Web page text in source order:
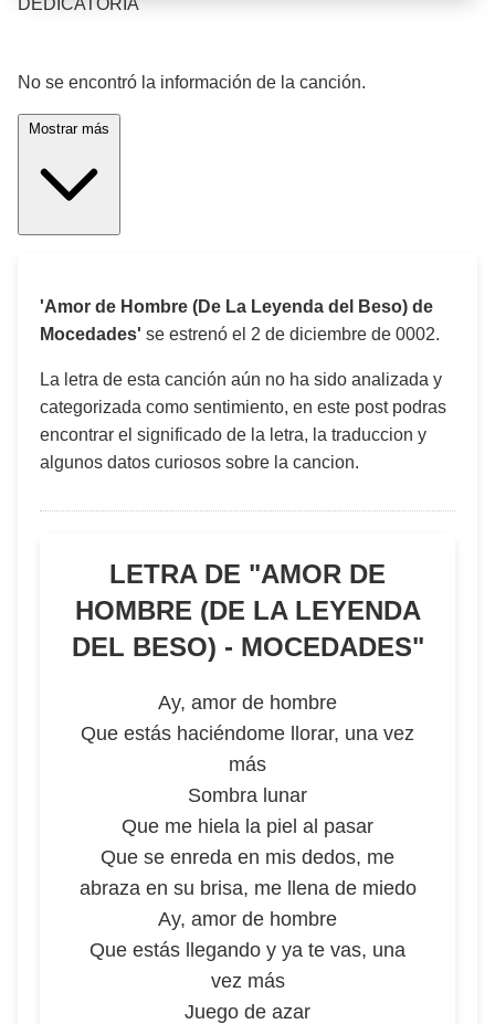
DEDICATORIA
No se encontró la información de la canción.
'Amor de Hombre (De La Leyenda del Beso) de
Mocedades' se estrenó el 2 de diciembre de 0002.
La letra de esta canción aún no ha sido analizada y
categorizada como sentimiento, en este post podras
encontrar el significado de la letra, la traduccion y
algunos datos curiosos sobre la cancion.
LETRA DE "AMOR DE
HOMBRE (DE LA LEYENDA
DEL BESO) - MOCEDADES"
Ay, amor de hombre
Que estás haciéndome llorar, una vez
más
Sombra lunar
Que me hiela la piel al pasar
Que se enreda en mis dedos, me
abraza en su brisa, me llena de miedo
Ay, amor de hombre
Que estás llegando y ya te vas, una
vez más
Juego de azar